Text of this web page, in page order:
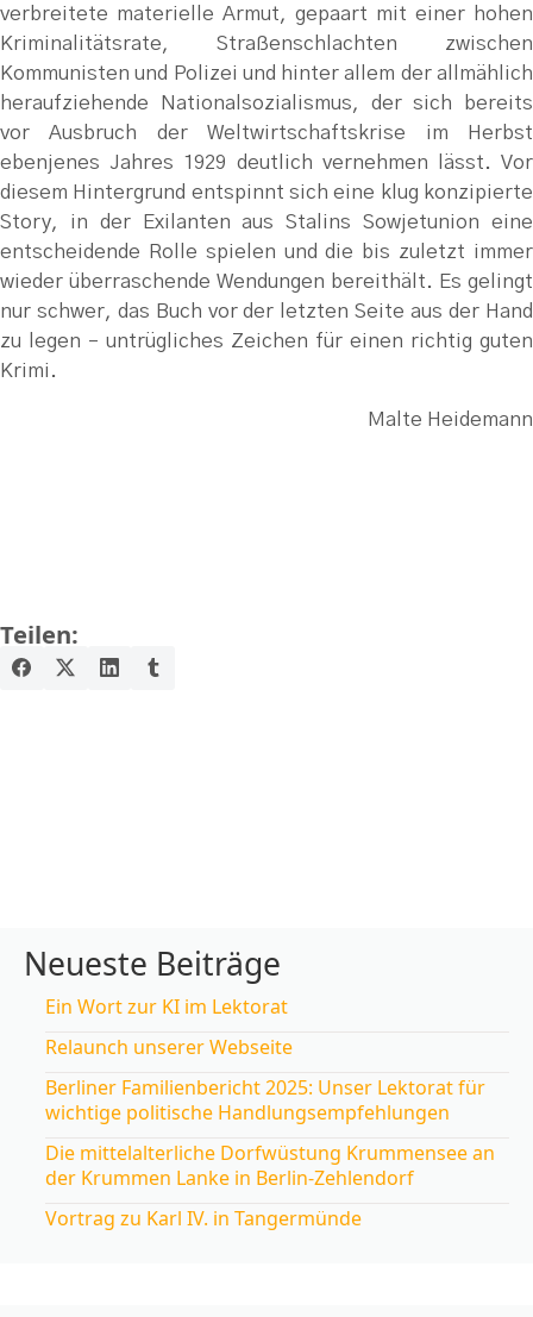
verbreitete materielle Armut, gepaart mit einer hohen
Kriminalitätsrate, Straßenschlachten zwischen
Kommunisten und Polizei und hinter allem der allmählich
heraufziehende Nationalsozialismus, der sich bereits
vor Ausbruch der Weltwirtschaftskrise im Herbst
ebenjenes Jahres 1929 deutlich vernehmen lässt. Vor
diesem Hintergrund entspinnt sich eine klug konzipierte
Story, in der Exilanten aus Stalins Sowjetunion eine
entscheidende Rolle spielen und die bis zuletzt immer
wieder überraschende Wendungen bereithält. Es gelingt
nur schwer, das Buch vor der letzten Seite aus der Hand
zu legen – untrügliches Zeichen für einen richtig guten
Krimi.
Malte Heidemann
Teilen:
Neueste Beiträge
Ein Wort zur KI im Lektorat
Relaunch unserer Webseite
Berliner Familienbericht 2025: Unser Lektorat für
wichtige politische Handlungsempfehlungen
Die mittelalterliche Dorfwüstung Krummensee an
der Krummen Lanke in Berlin-Zehlendorf
Vortrag zu Karl IV. in Tangermünde